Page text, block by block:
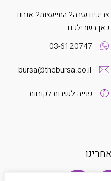
צריכים עזרה? התייעצות? אנחנו
כאן בשבילכם
03-6120747
bursa@thebursa.co.il
פנייה לשירות לקוחות